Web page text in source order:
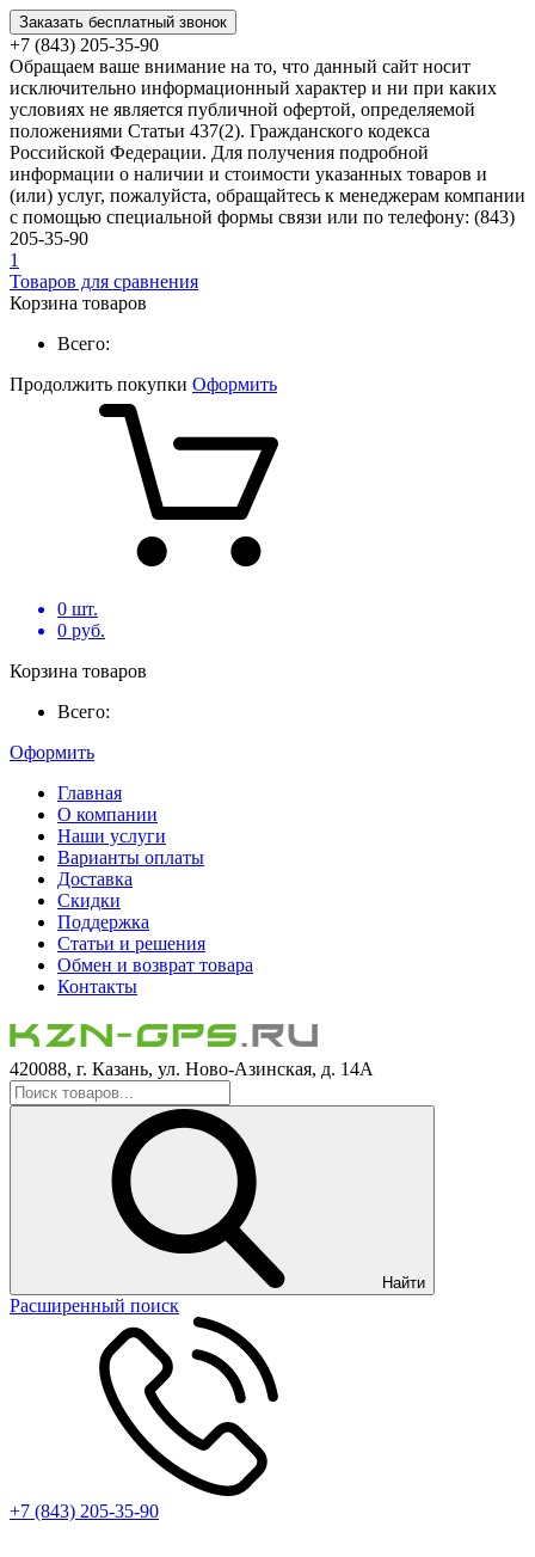
Заказать бесплатный звонок
+7 (843) 205-35-90
Обращаем ваше внимание на то, что данный сайт носит
исключительно информационный характер и ни при каких
условиях не является публичной офертой, определяемой
положениями Статьи 437(2). Гражданского кодекса
Российской Федерации. Для получения подробной
информации о наличии и стоимости указанных товаров и
(или) услуг, пожалуйста, обращайтесь к менеджерам компании
с помощью специальной формы связи или по телефону: (843)
205-35-90
1
Товаров для сравнения
Корзина товаров
Всего:
Продолжить покупки Оформить
0 шт.
0 руб.
Корзина товаров
Всего:
Оформить
Главная
О компании
Наши услуги
Варианты оплаты
Доставка
Скидки
Поддержка
Статьи и решения
Обмен и возврат товара
Контакты
420088, г. Казань, ул. Ново-Азинская, д. 14А
Найти
Расширенный поиск
+7 (843) 205-35-90